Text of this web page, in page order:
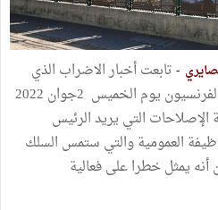
-تابعت أخبار الاضراب الذي
نفذه الدبلوماسيون الفرنسيون يوم الخميس 2جوان 2022
التي يريد الرئيس
العمومية والتي ستمس السلك
يمثل خطرا على فعالية